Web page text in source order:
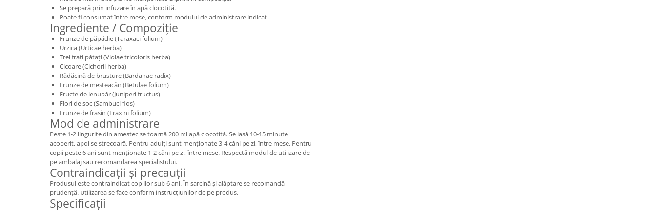
Se prepară prin infuzare în apă clocotită.
Poate fi consumat între mese, conform modului de administrare indicat.
Ingrediente / Compoziție
Frunze de păpădie (Taraxaci folium)
Urzica (Urticae herba)
Trei frați pătați (Violae tricoloris herba)
Cicoare (Cichorii herba)
Rădăcină de brusture (Bardanae radix)
Frunze de mesteacăn (Betulae folium)
Fructe de ienupăr (Juniperi fructus)
Flori de soc (Sambuci flos)
Frunze de frasin (Fraxini folium)
Mod de administrare
Peste 1-2 lingurițe din amestec se toarnă 200 ml apă clocotită. Se lasă 10-15 minute
acoperit, apoi se strecoară. Pentru adulți sunt menționate 3-4 căni pe zi, între mese. Pentru
copii peste 6 ani sunt menționate 1-2 căni pe zi, între mese. Respectă modul de utilizare de
pe ambalaj sau recomandarea specialistului.
Contraindicații și precauții
Produsul este contraindicat copiilor sub 6 ani. În sarcină și alăptare se recomandă
prudență. Utilizarea se face conform instrucțiunilor de pe produs.
Specificații